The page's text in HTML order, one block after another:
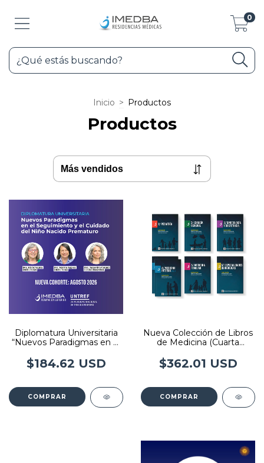
0
Inicio > Productos
Productos
Diplomatura Universitaria
“Nuevos Paradigmas en el
del Niño Nacido
Prematuro”
$184.62 USD
COMPRAR
Nueva Colección de Libros
de Medicina (Cuarta
$362.01 USD
COMPRAR